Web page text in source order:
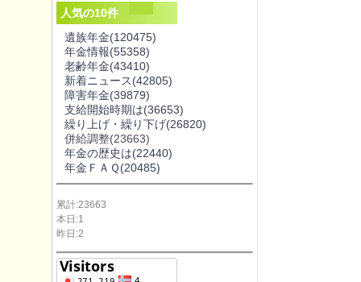
人気の10件
遺族年金(120475)
年金情報(55358)
老齢年金(43410)
新着ニュース(42805)
障害年金(39879)
支給開始時期は(36653)
繰り上げ・繰り下げ(26820)
併給調整(23663)
年金の歴史は(22440)
年金ＦＡＱ(20485)
累計:23663
本日:1
昨日:2